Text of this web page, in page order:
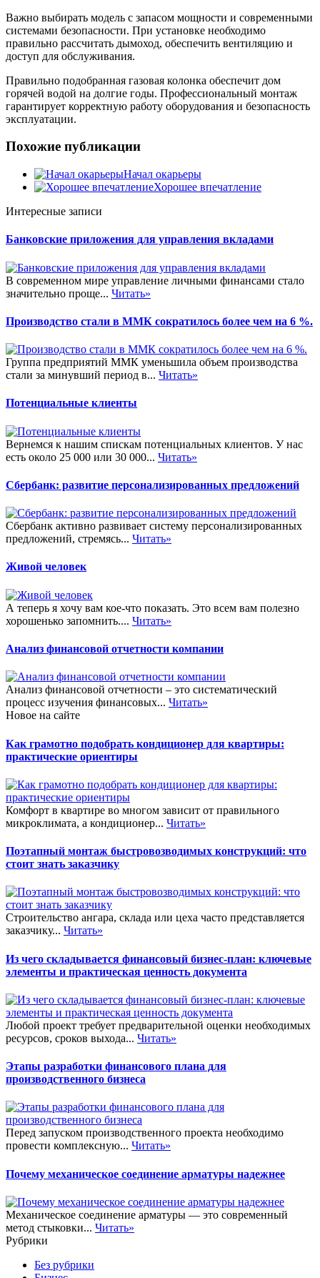
Важно выбирать модель с запасом мощности и современными
системами безопасности. При установке необходимо
правильно рассчитать дымоход, обеспечить вентиляцию и
доступ для обслуживания.
Правильно подобранная газовая колонка обеспечит дом
горячей водой на долгие годы. Профессиональный монтаж
гарантирует корректную работу оборудования и безопасность
эксплуатации.
Похожие публикации
Начал окарьеры
Хорошее впечатление
Интересные записи
Банковские приложения для управления вкладами
В современном мире управление личными финансами стало
значительно проще... Читать»
Производство стали в ММК сократилось более чем на 6 %.
Группа предприятий ММК уменьшила объем производства
стали за минувший период в... Читать»
Потенциальные клиенты
Вернемся к нашим спискам потенциальных клиентов. У нас
есть около 25 000 или 30 000... Читать»
Сбербанк: развитие персонализированных предложений
Сбербанк активно развивает систему персонализированных
предложений, стремясь... Читать»
Живой человек
А теперь я хочу вам кое-что показать. Это всем вам полезно
хорошенько запомнить.... Читать»
Анализ финансовой отчетности компании
Анализ финансовой отчетности – это систематический
процесс изучения финансовых... Читать»
Новое на сайте
Как грамотно подобрать кондиционер для квартиры:
практические ориентиры
Комфорт в квартире во многом зависит от правильного
микроклимата, а кондиционер... Читать»
Поэтапный монтаж быстровозводимых конструкций: что
стоит знать заказчику
Строительство ангара, склада или цеха часто представляется
заказчику... Читать»
Из чего складывается финансовый бизнес-план: ключевые
элементы и практическая ценность документа
Любой проект требует предварительной оценки необходимых
ресурсов, сроков выхода... Читать»
Этапы разработки финансового плана для
производственного бизнеса
Перед запуском производственного проекта необходимо
провести комплексную... Читать»
Почему механическое соединение арматуры надежнее
Механическое соединение арматуры — это современный
метод стыковки... Читать»
Рубрики
Без рубрики